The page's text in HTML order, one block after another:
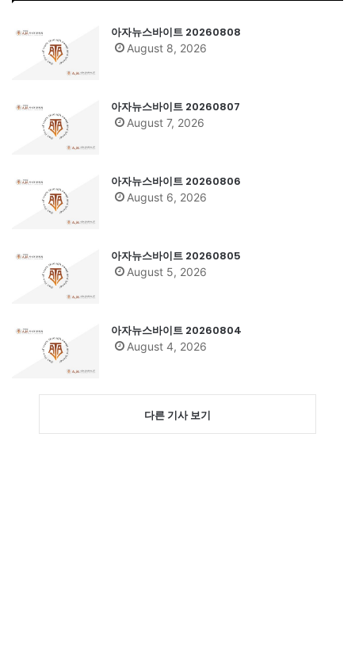
아자뉴스바이트 20260808
August 8, 2026
아자뉴스바이트 20260807
August 7, 2026
아자뉴스바이트 20260806
August 6, 2026
아자뉴스바이트 20260805
August 5, 2026
아자뉴스바이트 20260804
August 4, 2026
다른 기사 보기